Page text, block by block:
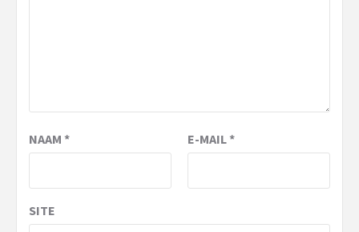
NAAM * E-MAIL*
SITE